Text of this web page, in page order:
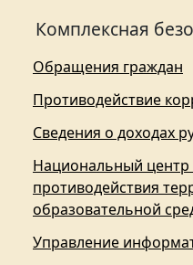
Комплексная
Обращения граждан
Противодействие
Сведения о доходах
Национальный
противодействия
образовательной
Управление